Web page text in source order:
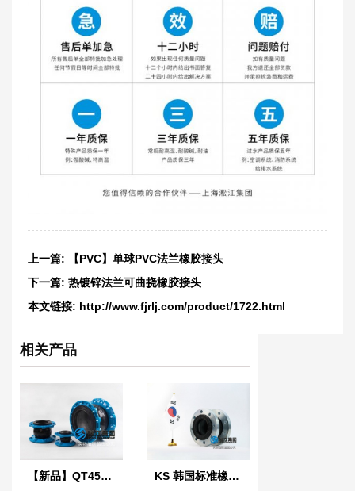
上一篇:
【PVC】单球PVC法兰橡胶接头
下一篇: 热镀锌法兰可曲挠橡胶接头
本文链接: http://www.fjrlj.com/product/1722.html
相关产品
【新品】QT450球墨铸铁法兰橡胶接头 KS 韩国标准橡胶防震接头